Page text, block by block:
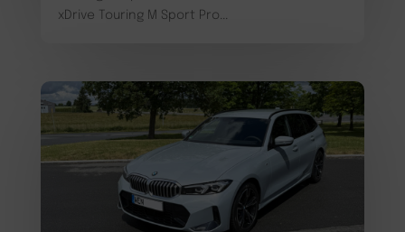
xDrive Touring M Sport Pro...